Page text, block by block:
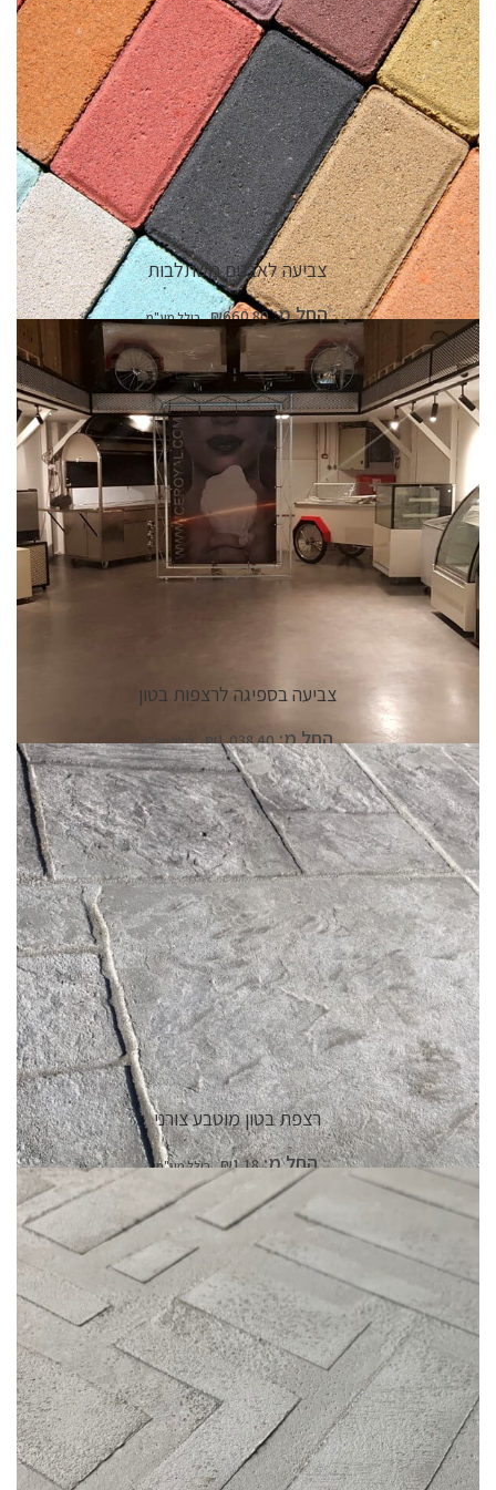
צביעה לאבנים משתלבות
החל מ:
₪660.80
פרטי המוצר
צביעה בספיגה לרצפות בטון
החל מ:
₪1,038.40
פרטי המוצר
רצפת בטון מוטבע צורני
החל מ:
₪1.18
פרטי המוצר